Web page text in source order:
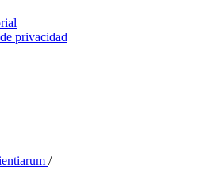
privacidad
/